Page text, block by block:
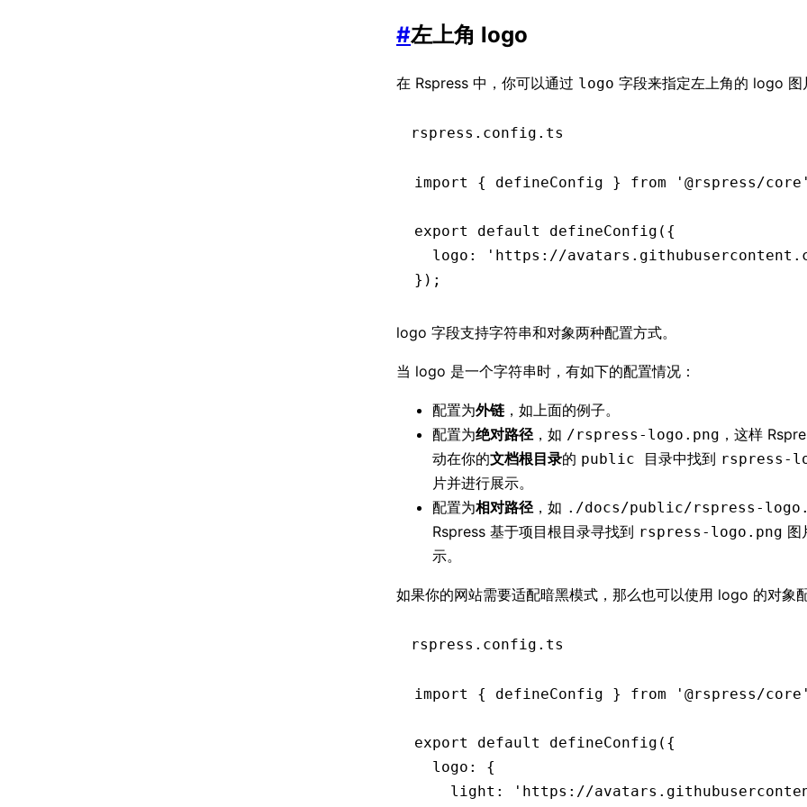
#左上角 logo
在 Rspress 中，你可以通过 logo 字段来指定左上角的 logo 图
rspress.config.ts
import { defineConfig } from '@rspress/core'
export default defineConfig ({
  logo
: 'https://
});
logo 字段支持字符串和对象两种配置方式。
当 logo 是一个字符串时，有如下的配置情况：
配置为外链 ，如上面的例子。
配置为绝对路径，如 /rspress-logo.png ，这样
动在你的文档根目录的 public 目录中找到 rspress-
片并进行展示。
配置为相对路径，如 ./docs/public/rspress-
Rspress 基于项目根目录寻找到 rspress-logo.png 图
示。
如果你的网站需要适配暗黑模式，那么也可以使用 logo 的对象
rspress.config.ts
import { defineConfig } from '@rspress/core'
export default defineConfig ({
  logo
:
{
    light
: 'https://